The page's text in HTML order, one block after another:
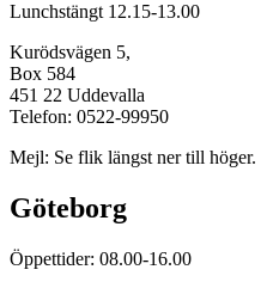
Lunchstängt 12.15-13.00
Kurödsvägen 5,
Box 584
451 22 Uddevalla
Telefon: 0522-99950
Mejl: Se flik längst ner till höger.
Göteborg
Öppettider: 08.00-16.00